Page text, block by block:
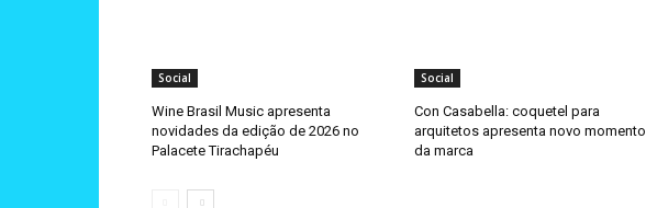
Social
Wine Brasil Music apresenta
novidades da edição de 2026 no
Palacete Tirachapéu
Social
Con Casabella: coquetel para
arquitetos apresenta novo momento
da marca